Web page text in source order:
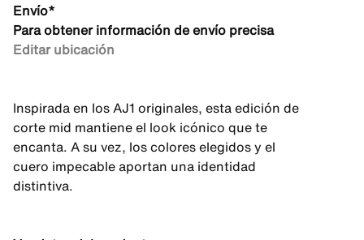
Envío*
Para obtener información de envío precisa
Editar ubicación
Inspirada en los AJ1 originales, esta edición de
corte mid mantiene el look icónico que te
encanta. A su vez, los colores elegidos y el
cuero impecable aportan una identidad
distintiva.